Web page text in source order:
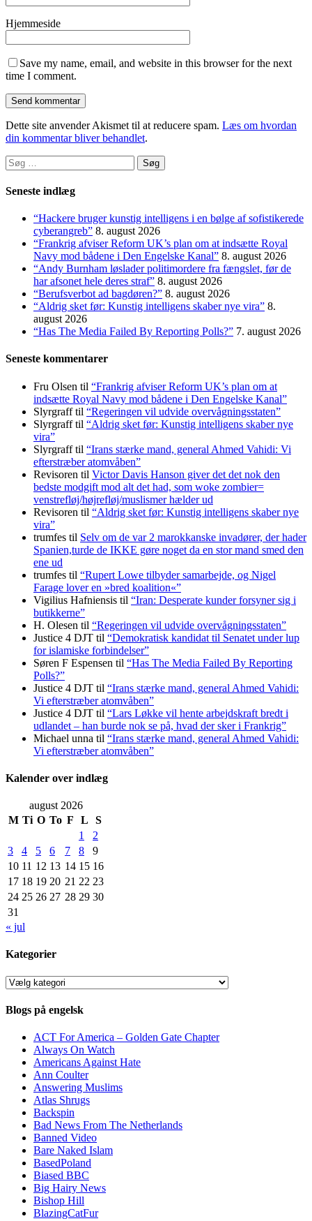
Hjemmeside
Save my name, email, and website in this browser for the next
time I comment.
Dette site anvender Akismet til at reducere spam. Læs om hvordan
din kommentar bliver behandlet.
Søg
efter:
Seneste indlæg
“Hackere bruger kunstig intelligens i en bølge af sofistikerede
cyberangreb” 8. august 2026
“Frankrig afviser Reform UK’s plan om at indsætte Royal
Navy mod bådene i Den Engelske Kanal” 8. august 2026
“Andy Burnham løslader politi­mordere fra fængslet, før de
har afsonet hele deres straf” 8. august 2026
“Berufsverbot ad bagdøren?” 8. august 2026
“Aldrig sket før: Kunstig intelligens skaber nye vira” 8.
august 2026
“Has The Media Failed By Reporting Polls?” 7. august 2026
Seneste kommentarer
Fru Olsen til “Frankrig afviser Reform UK’s plan om at
indsætte Royal Navy mod bådene i Den Engelske Kanal”
Slyrgrafftil “Regeringen vil udvide overvågningsstaten”
Slyrgrafftil “Aldrig sket før: Kunstig intelligens skaber nye
vira”
Slyrgrafftil “Irans stærke mand, general Ahmed Vahidi: Vi
efterstræber atomvåben”
Revisoren til Victor Davis Hanson giver det det nok den
bedste modgift mod alt det had, som woke zombier=
venstrefløj/højrefløj/muslismer hælder ud
Revisoren til “Aldrig sket før: Kunstig intelligens skaber nye
vira”
trumfes til Selv om de var 2 marokkanske invadører, der hader
Spanien,turde de IKKE gøre noget da en stor mand smed den
ene ud
trumfes til “Rupert Lowe tilbyder samarbejde, og Nigel
Farage lover en »bred koalition«”
Vigilius Hafniensis til “Iran: Desperate kunder forsyner sig i
butikkerne”
H. Olesen til “Regeringen vil udvide overvågningsstaten”
Justice 4 DJT til “Demokratisk kandidat til Senatet under lup
for islamiske forbindelser”
Søren F Espensen til “Has The Media Failed By Reporting
Polls?”
Justice 4 DJT til “Irans stærke mand, general Ahmed Vahidi:
Vi efterstræber atomvåben”
Justice 4 DJT til “Lars Løkke vil hente arbejdskraft bredt i
udlandet – han burde nok se på, hvad der sker i Frankrig”
Michael unna til “Irans stærke mand, general Ahmed Vahidi:
Vi efterstræber atomvåben”
Kalender over indlæg
august 2026
M Ti O To F L
S
1
2
3
4 5 6 7 8
9
10 11 12 13 14 15 16
17 18 19 20 21 22 23
24 25 26 27 28 29 30
31
« jul
Kategorier
Kategorier
Blogs på engelsk
ACT For America – Golden Gate Chapter
Always On Watch
Americans Against Hate
Ann Coulter
Answering Muslims
Atlas Shrugs
Backspin
Bad News From The Netherlands
Banned Video
Bare Naked Islam
BasedPoland
Biased BBC
Big Hairy News
Bishop Hill
BlazingCatFur